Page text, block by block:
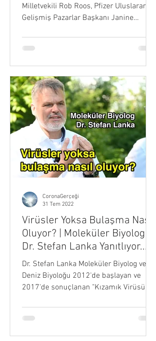
Milletvekili Rob Roos, Pfizer Uluslararası
Gelişmiş Pazarlar Başkanı Janine
Virüsler Yoksa Bulaşma Nasıl
Oluyor? | Moleküler Biyolog
Dr. Stefan Lanka Yanıtlıyor...
Dr. Stefan Lanka Moleküler Biyolog ve
Deniz Biyoloğu 2012'de başlayan ve
2017'de sonuçlanan "Kızamık Virüsü
CoronaGerçeği
31 Tem 2022